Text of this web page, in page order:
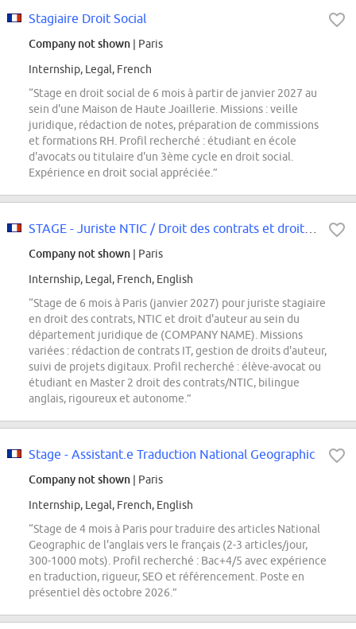
Stagiaire Droit Social
Company not shown | Paris
Internship, Legal, French
“Stage en droit social de 6 mois à partir de janvier 2027 au
sein d'une Maison de Haute Joaillerie. Missions : veille
juridique, rédaction de notes, préparation de commissions
et formations RH. Profil recherché : étudiant en école
d'avocats ou titulaire d'un 3ème cycle en droit social.
Expérience en droit social appréciée.”
Company not shown | Paris
Internship, Legal, French, English
“Stage de 6 mois à Paris (janvier 2027) pour juriste stagiaire
en droit des contrats, NTIC et droit d'auteur au sein du
département juridique de (COMPANY NAME). Missions
variées : rédaction de contrats IT, gestion de droits d'auteur,
suivi de projets digitaux. Profil recherché : élève-avocat ou
étudiant en Master 2 droit des contrats/NTIC, bilingue
anglais, rigoureux et autonome.”
Stage - Assistant.e Traduction National Geographic
Company not shown | Paris
Internship, Legal, French, English
“Stage de 4 mois à Paris pour traduire des articles National
Geographic de l'anglais vers le français (2-3 articles/jour,
300-1000 mots). Profil recherché : Bac+4/5 avec expérience
en traduction, rigueur, SEO et référencement. Poste en
présentiel dès octobre 2026.”